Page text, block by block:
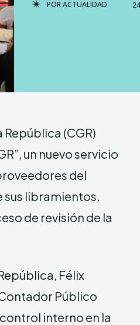
PORACTUALIDAD
República (CGR)
un nuevo servicio
del
sus libramientos,
de revisión de la
Félix
Público
interno en la